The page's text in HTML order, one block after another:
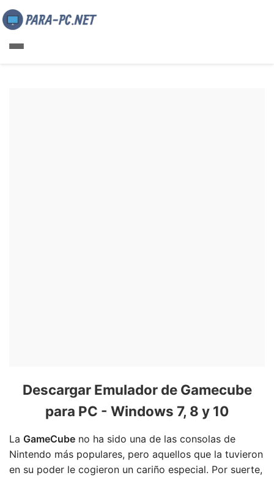
Descargar Emulador de Gamecube
para PC - Windows 7, 8 y 10
La GameCube no ha sido una de las consolas de
Nintendo más populares, pero aquellos que la tuvieron
en su poder le cogieron un cariño especial. Por suerte,